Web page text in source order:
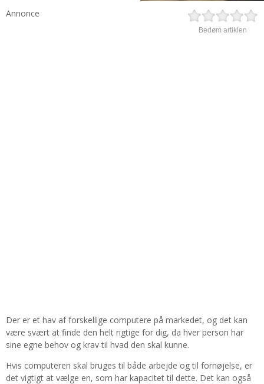
Bedøm artiklen
Annonce
Der er et hav af forskellige computere på markedet, og det kan
være svært at finde den helt rigtige for dig, da hver person har
sine egne behov og krav til hvad den skal kunne.
Hvis computeren skal bruges til både arbejde og til fornøjelse, er
det vigtigt at vælge en, som har kapacitet til dette. Det kan også